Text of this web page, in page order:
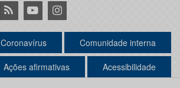
RSS YoutubeInstagram
Coronavírus Comunidade interna
Ações afirmativas Acessibilidade